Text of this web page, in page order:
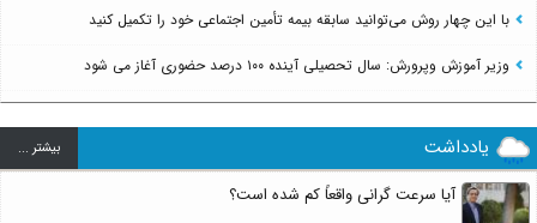
با این چهار روش می‌توانید سابقه بیمه تأمین اجتماعی خود را تکمیل کنید
وزیر آموزش وپرورش: سال تحصیلی آینده ۱۰۰ درصد حضوری آغاز می شود
یادداشت بيشتر ...
آیا سرعت گرانی واقعاً کم شده است؟